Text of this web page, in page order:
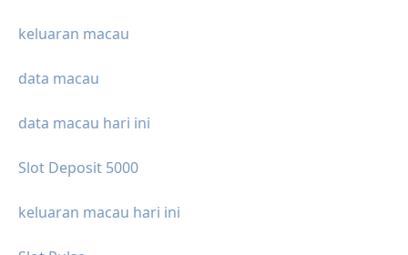
keluaran macau
data macau
data macau hari ini
Slot Deposit 5000
keluaran macau hari ini